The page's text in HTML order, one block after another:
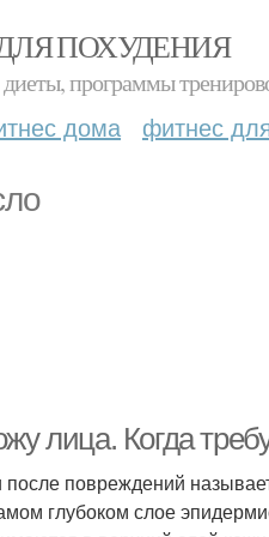
ПОХУДЕНИЯ
программы
дома фитнес
лица. Когда
повреждений
глубоком слое